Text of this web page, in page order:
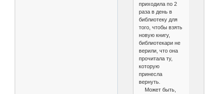
приходила по 2
раза в день в
библиотеку для
того, чтобы взять
новую книгу,
библиотекари не
верили, что она
прочитала ту,
которую
принесла
вернуть.
Может быть,